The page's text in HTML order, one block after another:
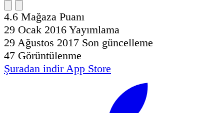
4.6 Mağaza Puanı
29 Ocak 2016 Yayımlama
29 Ağustos 2017 Son güncelleme
47 Görüntülenme
Şuradan indir App Store